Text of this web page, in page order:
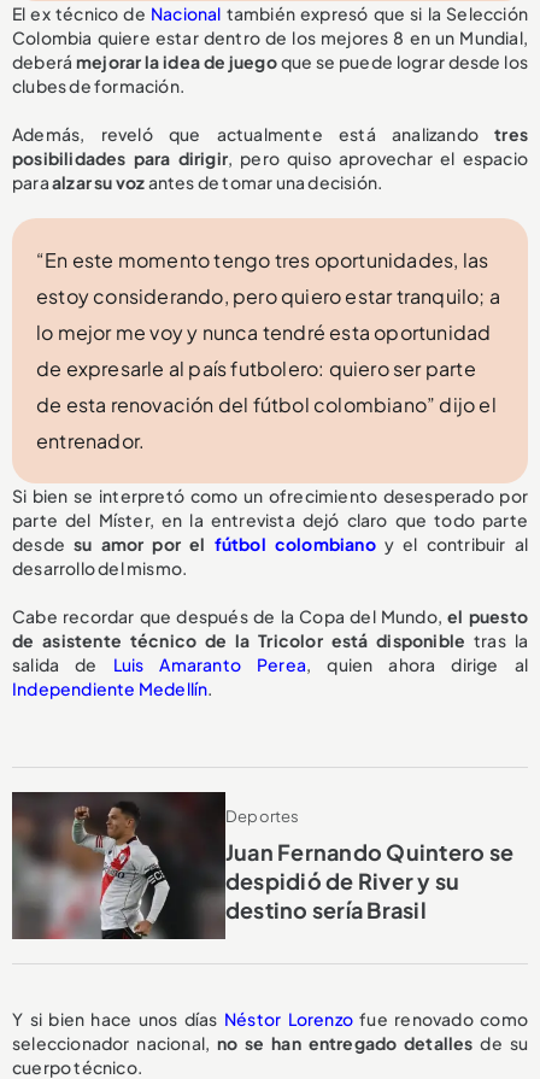
El ex técnico de Nacional también expresó que si la Selección
Colombia quiere estar dentro de los mejores 8 en un Mundial,
deberá mejorar la idea de juegoque se puede lograr desde los
clubes de formación.
Además, reveló que actualmente está analizandotres
posibilidades para dirigir, pero quiso aprovechar el espacio
paraalzar su vozantes de tomar una decisión.
“En este momento tengo tres oportunidades, las
estoy considerando, pero quiero estar tranquilo; a
lo mejor me voy y nunca tendré esta oportunidad
de expresarle al país futbolero: quiero ser parte
de esta renovación del fútbol colombiano” dijo el
entrenador.
Si bien se interpretó como un ofrecimiento desesperado por
parte del Míster, en la entrevista dejó claro que todo parte
desdesu amor por el fútbol colombianoy el contribuir al
desarrollo del mismo.
Cabe recordar que después de la Copa del Mundo,el puesto
de asistente técnico de la Tricolorestá disponible tras la
salida de Luis Amaranto Perea , quien ahora dirige al
Independiente Medellín
Deportes
Juan Fernando Quintero se
despidió de River y su
destino sería Brasil
Y si bien hace unos días Néstor Lorenzofue renovado como
seleccionador nacional, no se han entregado detalles de su
cuerpo técnico.